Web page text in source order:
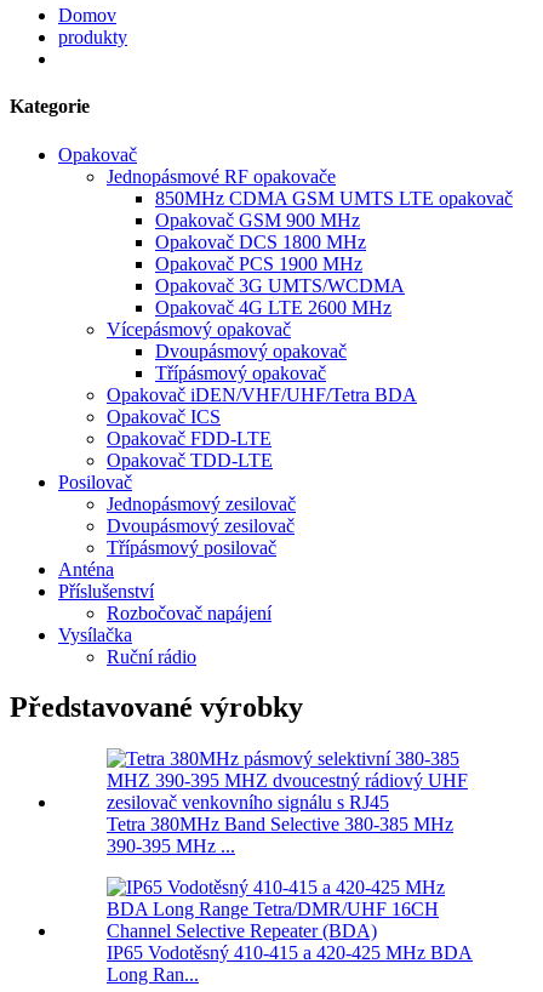
Domov
produkty
Kategorie
Opakovač
Jednopásmové RF opakovače
850MHz CDMA GSM UMTS LTE opakovač
Opakovač GSM 900 MHz
Opakovač DCS 1800 MHz
Opakovač PCS 1900 MHz
Opakovač 3G UMTS/WCDMA
Opakovač 4G LTE 2600 MHz
Vícepásmový opakovač
Dvoupásmový opakovač
Třípásmový opakovač
Opakovač iDEN/VHF/UHF/Tetra BDA
Opakovač ICS
Opakovač FDD-LTE
Opakovač TDD-LTE
Posilovač
Jednopásmový zesilovač
Dvoupásmový zesilovač
Třípásmový posilovač
Anténa
Příslušenství
Rozbočovač napájení
Vysílačka
Ruční rádio
Představované výrobky
Tetra 380MHz Band Selective 380-385 MHz
390-395 MHz ...
IP65 Vodotěsný 410-415 a 420-425 MHz BDA
Long Ran...